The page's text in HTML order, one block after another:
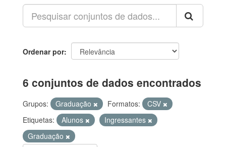
Ordenar por
6 conjuntos de dados encontrados
Grupos: Graduação Formatos:
CSV
Etiquetas:
Alunos
Ingressantes
Graduação